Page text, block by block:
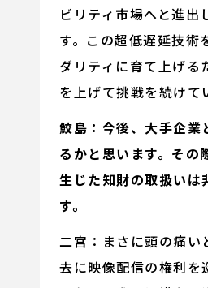
ビリティ市場へと進出
す。この超低遅延技術
ダリティに育て上げる
を上げて挑戦を続けて
鮫島：今後、大手企業
るかと思います。その
生じた知財の取扱いは
す。
二宮：まさに頭の痛い
去に映像配信の権利を